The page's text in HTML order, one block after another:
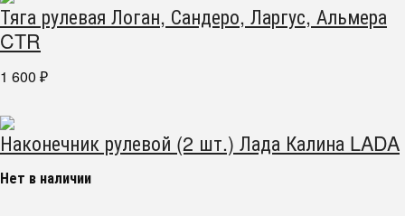
Тяга рулевая Логан, Сандеро, Ларгус, Альмера
CTR
1 600 ₽
Наконечник рулевой (2 шт.) Лада Калина LADA
Нет в наличии